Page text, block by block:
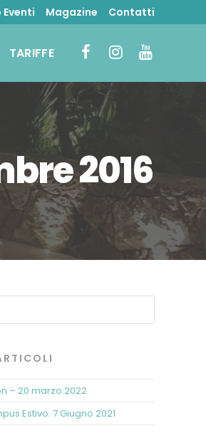
Eventi Magazine Contatti
TARIFFE
2016
– 20 marzo 2022
Estivo. 7 Giugno 2021